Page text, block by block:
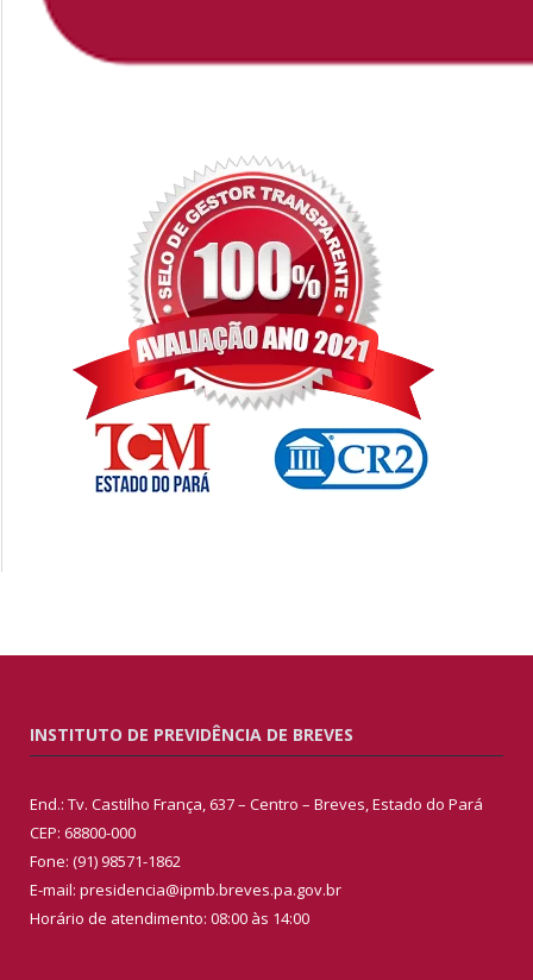
INSTITUTO DE PREVIDÊNCIA DE BREVES
End.: Tv. Castilho França, 637 – Centro – Breves, Estado do Pará
CEP: 68800-000
Fone: (91) 98571-1862
E-mail: presidencia@ipmb.breves.pa.gov.br
Horário de atendimento: 08:00 às 14:00